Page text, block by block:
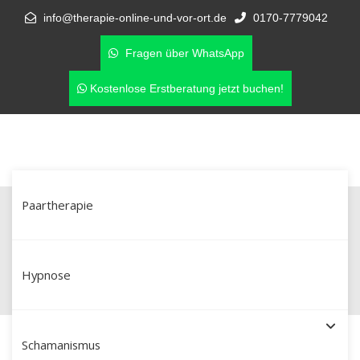
info@therapie-online-und-vor-ort.de 0170-7779042
Fragen über WhatsApp
Kostenlose Erstberatung jetzt buchen!
Paartherapie
Hypnose
Schamanismus
Paartherapie in Cloppenburg